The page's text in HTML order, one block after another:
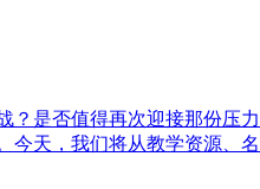
是否值得再次迎接那份压
天，我们将从教学资源、